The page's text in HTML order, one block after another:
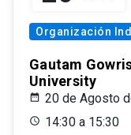
Organización
Gautam
University
20 de Agosto
14:30 a 15:30